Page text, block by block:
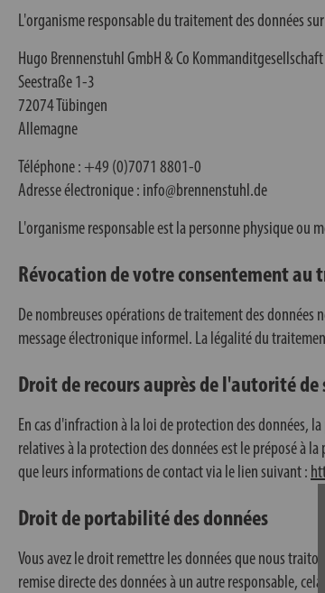
L'organisme responsable du traitement des données
Hugo Brennenstuhl GmbH & Co Kommanditgesellschaft
Seestraße 1-3
72074 Tübingen
Allemagne
Téléphone : +49 (0)7071 8801-0
Adresse électronique : info@brennenstuhl.de
L'organisme responsable est la personne physique ou
Révocation de votre consentement au
De nombreuses opérations de traitement des
message électronique informel. La légalité du
Droit de recours auprès de l'autorité
En cas d'infraction à la loi de protection des données,
relatives à la protection des données est le préposé à
que leurs informations de contact via le lien suivant :
Droit de portabilité des données
Vous avez le droit remettre les données que nous
remise directe des données à un autre responsable,